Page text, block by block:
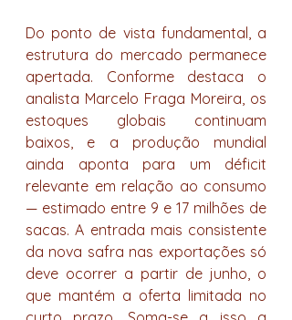
Do ponto de vista fundamental, a
estrutura do mercado permanece
apertada. Conforme destaca o
analista Marcelo Fraga Moreira, os
estoques globais continuam
baixos, e a produção mundial
ainda aponta para um déficit
relevante em relação ao consumo
— estimado entre 9 e 17 milhões de
sacas. A entrada mais consistente
da nova safra nas exportações só
deve ocorrer a partir de junho, o
que mantém a oferta limitada no